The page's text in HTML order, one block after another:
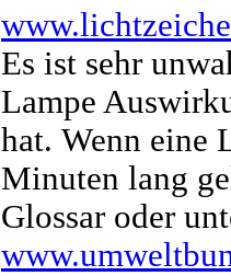
Es ist sehr
Lampe
hat. Wenn eine
Minuten lang
Glossar oder